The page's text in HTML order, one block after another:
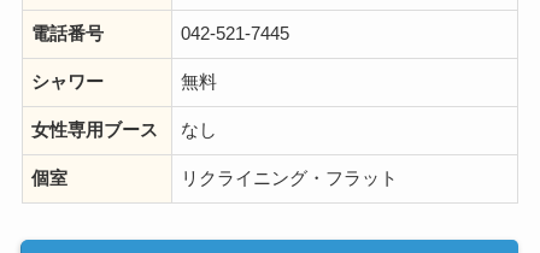
電話番号 042-521-7445
シャワー 無料
女性専用ブース なし
個室 リクライニング・フラット